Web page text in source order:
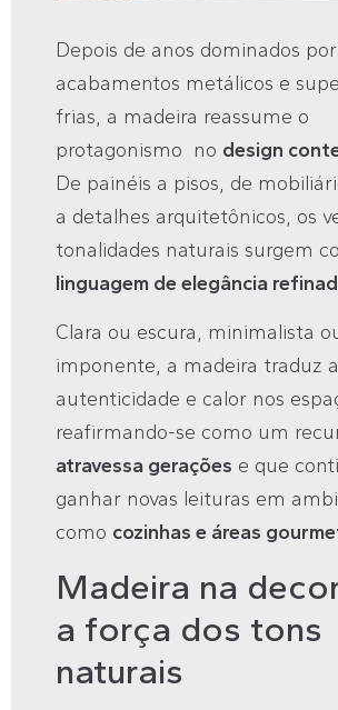
Depois de anos dominados por
acabamentos metálicos e
frias, a madeira reassume o
protagonismo no design
De painéis a pisos, de
a detalhes arquitetônicos, os
tonalidades naturais surgem
linguagem de elegância
Clara ou escura, minimalista
imponente, a madeira traduz
autenticidade e calor nos
reafirmando-se como um
atravessa gerações e que
ganhar novas leituras em
como cozinhas e áreas
Madeira na
a força dos tons
naturais